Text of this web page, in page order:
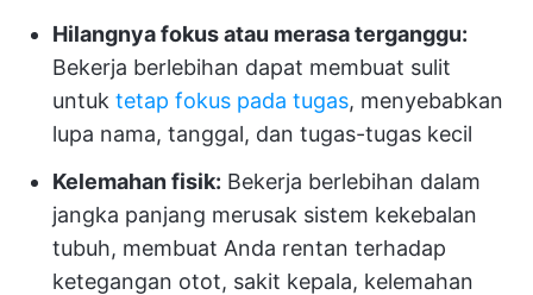
Hilangnya fokus atau merasa terganggu:
Bekerja berlebihan dapat membuat sulit
untuk tetap fokus pada tugas, menyebabkan
lupa nama, tanggal, dan tugas-tugas kecil
Kelemahan fisik: Bekerja berlebihan dalam
jangka panjang merusak sistem kekebalan
tubuh, membuat Anda rentan terhadap
ketegangan otot, sakit kepala, kelemahan